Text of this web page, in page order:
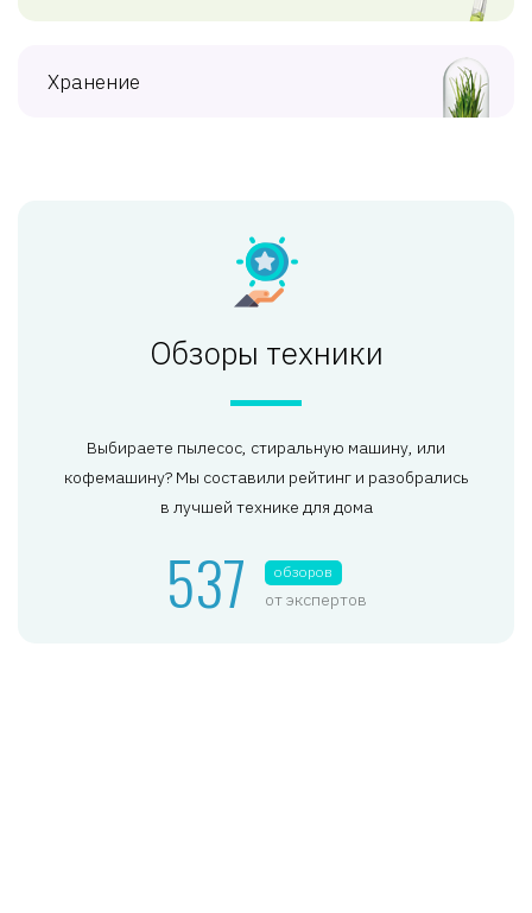
Хранение
Обзоры техники
Выбираете пылесос, стиральную машину, или
кофемашину? Мы составили рейтинг и разобрались
в лучшей технике для дома
537 обзоров
от экспертов